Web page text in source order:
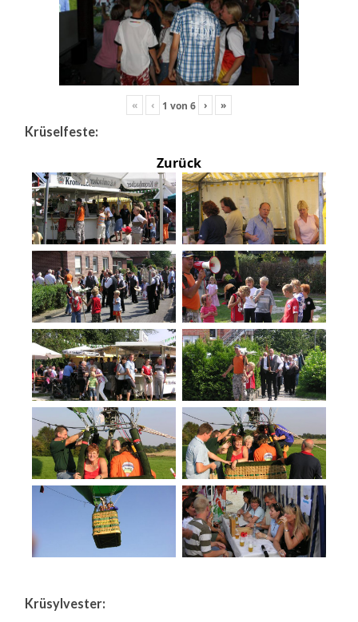
« ‹ 1 von 6 › »
Krüselfeste:
Zurück
Krüsylvester: